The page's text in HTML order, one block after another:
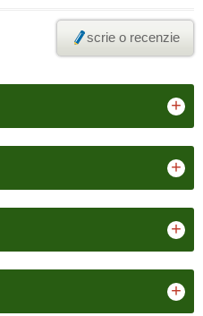
scrie o recenzie
+
+
+
+